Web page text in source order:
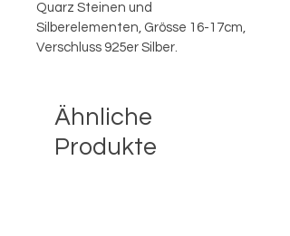
Quarz Steinen und
Silberelementen, Grösse 16-17cm,
Verschluss 925er Silber.
Ähnliche
Produkte